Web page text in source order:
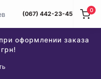
(067) 442-23-45
оформлении заказа
0